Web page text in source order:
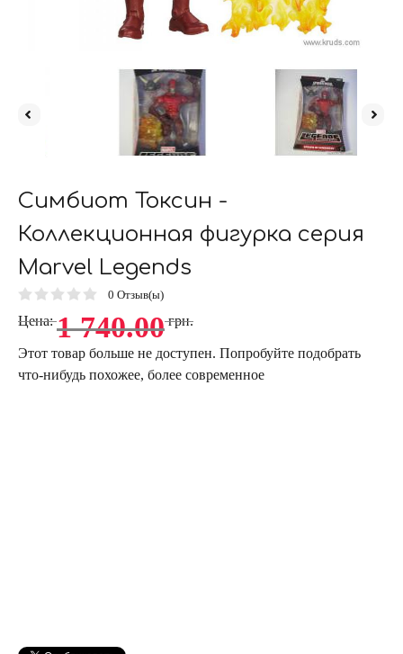
Симбиот Токсин -
Коллекционная фигурка серия
Marvel Legends
0 Отзыв(ы)
Цена: 1 740.00 грн.
Этот товар больше не доступен. Попробуйте подобрать
что-нибудь похожее, более современное